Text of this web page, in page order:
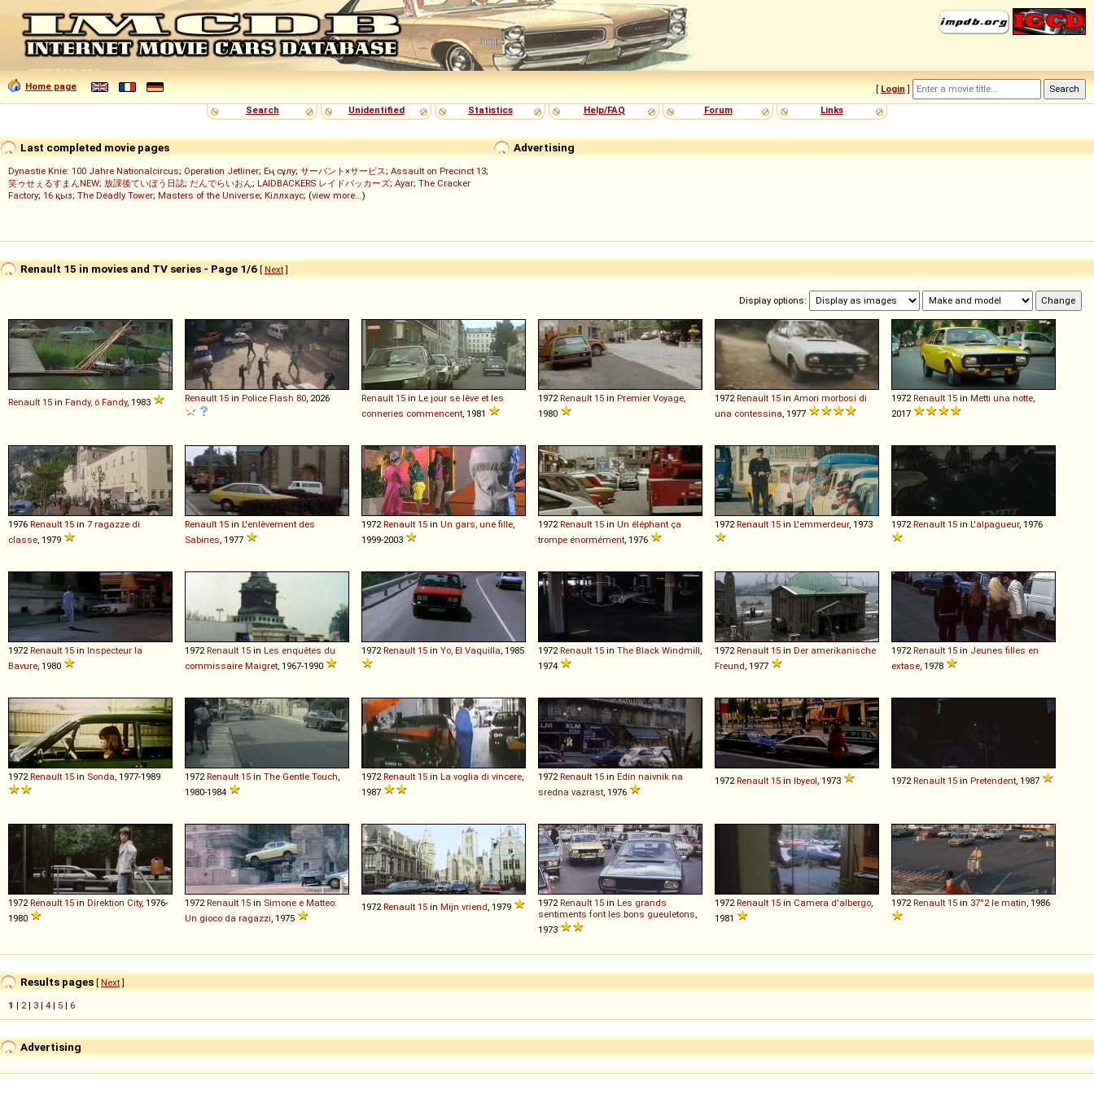
Home page [ Login ]
Search
Unidentified Statistics Help/FAQ Forum Links
Advertising
Last completed movie pages
Dynastie Knie: 100 Jahre Nationalcircus; Operation Jetliner; Ең сұлу; サーバント×サービス; Assault on Precinct 13;
笑ゥせぇるすまんNEW; 放課後ていぼう日誌; だんでらいおん; LAIDBACKERS レイドバッカーズ; Ayar; The Cracker
Factory; 16 қыз; The Deadly Tower; Masters of the Universe; Кіллхаус; (view more...)
Renault 15 in movies and TV series - Page 1/6 [ Next]
Display options:
Renault 15 in Fandy, ó Fandy, 1983 Renault 15 in Police Flash 80 , 2026 Renault 15 in Le jour se lève et les
conneries commencent , 1981
1972 Renault 15 in Premier Voyage
1980
1972 Renault 15 in Amori morbosi di
una contessina , 1977
1972 Renault 15 in Metti una notte
2017
1976 Renault 15 in 7 ragazze di
classe , 1979
Renault 15 in L'enlèvement des
Sabines , 1977
1972 Renault 15 in Un gars, une fille
1999-2003
1972 Renault 15 in Un éléphant ça
trompe énormément , 1976
1972 Renault 15 in L'emmerdeur, 1973 1972 Renault 15 in L'alpagueur, 1976
1972 Renault 15 in Inspecteur la
Bavure , 1980
1972 Renault 15 in Les enquêtes du
commissaire Maigret , 1967-1990
1972 Renault 15 in Yo, El Vaquilla , 1985 1972 Renault 15 in The Black Windmill
1974
1972 Renault 15 in Der amerikanische
Freund , 1977
1972 Renault 15 in Jeunes filles en
extase , 1978
1972 Renault 15 in Sonda , 1977-1989 1972 Renault 15 in The Gentle Touch
1980-1984
1972 Renault 15 in La voglia di vincere
1987
1972 Renault 15 in Edin naivnik na
sredna vazrast , 1976
1972 Renault 15 in Ibyeol , 1973 1972 Renault 15 in Pretendent , 1987
1972 Renault 15 in Direktion City, 1976-
1980
1972 Renault 15 in Simone e Matteo:
Un gioco da ragazzi , 1975
1972 Renault 15 in Mijn vriend , 1979 1972 Renault 15 in Les grands
sentiments font les bons gueuletons
1973
1972 Renault 15 in Camera d'albergo
1981
1972 Renault 15 in 37°2 le matin , 1986
Results pages [ Next]
1 | 2 | 3 | 4 | 5 | 6
Advertising